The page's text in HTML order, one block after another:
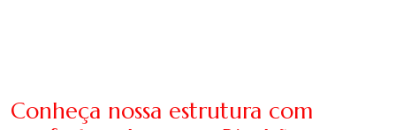
Conheça nossa estrutura com